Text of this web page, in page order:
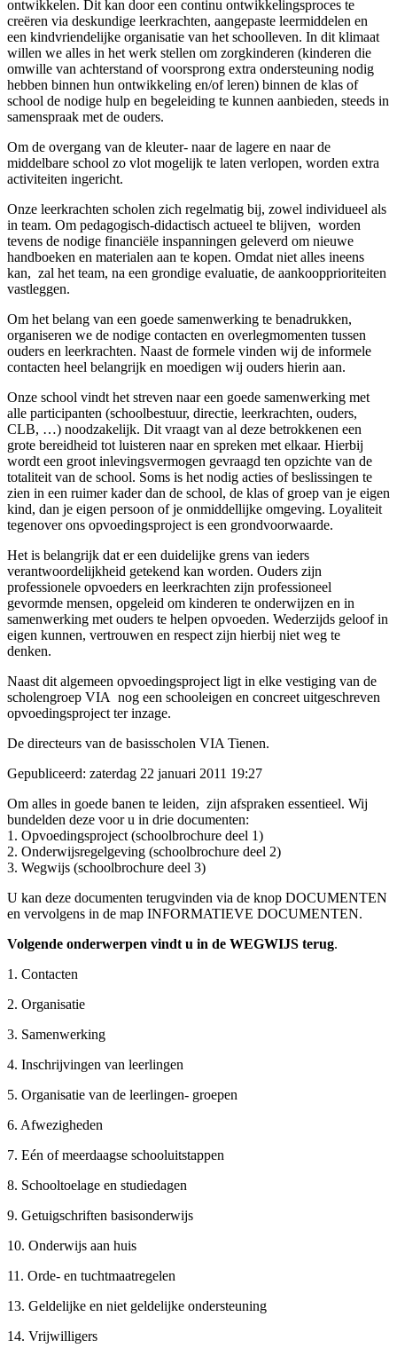
ontwikkelen. Dit kan door een continu ontwikkelingsproces te
creëren via deskundige leerkrachten, aangepaste leermiddelen en
een kindvriendelijke organisatie van het schoolleven. In dit klimaat
willen we alles in het werk stellen om zorgkinderen (kinderen die
omwille van achterstand of voorsprong extra ondersteuning nodig
hebben binnen hun ontwikkeling en/of leren) binnen de klas of
school de nodige hulp en begeleiding te kunnen aanbieden, steeds in
samenspraak met de ouders.
Om de overgang van de kleuter- naar de lagere en naar de
middelbare school zo vlot mogelijk te laten verlopen, worden extra
activiteiten ingericht.
Onze leerkrachten scholen zich regelmatig bij, zowel individueel als
in team. Om pedagogisch-didactisch actueel te blijven, worden
tevens de nodige financiële inspanningen geleverd om nieuwe
handboeken en materialen aan te kopen. Omdat niet alles ineens
kan, zal het team, na een grondige evaluatie, de aankoopprioriteiten
vastleggen.
Om het belang van een goede samenwerking te benadrukken,
organiseren we de nodige contacten en overlegmomenten tussen
ouders en leerkrachten. Naast de formele vinden wij de informele
contacten heel belangrijk en moedigen wij ouders hierin aan.
Onze school vindt het streven naar een goede samenwerking met
alle participanten (schoolbestuur, directie, leerkrachten, ouders,
CLB, …) noodzakelijk. Dit vraagt van al deze betrokkenen een
grote bereidheid tot luisteren naar en spreken met elkaar. Hierbij
wordt een groot inlevingsvermogen gevraagd ten opzichte van de
totaliteit van de school. Soms is het nodig acties of beslissingen te
zien in een ruimer kader dan de school, de klas of groep van je eigen
kind, dan je eigen persoon of je onmiddellijke omgeving. Loyaliteit
tegenover ons opvoedingsproject is een grondvoorwaarde.
Het is belangrijk dat er een duidelijke grens van ieders
verantwoordelijkheid getekend kan worden. Ouders zijn
professionele opvoeders en leerkrachten zijn professioneel
gevormde mensen, opgeleid om kinderen te onderwijzen en in
samenwerking met ouders te helpen opvoeden. Wederzijds geloof in
eigen kunnen, vertrouwen en respect zijn hierbij niet weg te
denken.
Naast dit algemeen opvoedingsproject ligt in elke vestiging van de
scholengroep VIA nog een schooleigen en concreet uitgeschreven
opvoedingsproject ter inzage.
De directeurs van de basisscholen VIA Tienen.
Gepubliceerd: zaterdag 22 januari 2011 19:27
Om alles in goede banen te leiden, zijn afspraken essentieel. Wij
bundelden deze voor u in drie documenten:
1. Opvoedingsproject (schoolbrochure deel 1)
2. Onderwijsregelgeving (schoolbrochure deel 2)
3. Wegwijs (schoolbrochure deel 3)
U kan deze documenten terugvinden via de knop DOCUMENTEN
en vervolgens in de map INFORMATIEVE DOCUMENTEN.
Volgende onderwerpen vindt u in de WEGWIJS terug.
1. Contacten
2. Organisatie
3. Samenwerking
4. Inschrijvingen van leerlingen
5. Organisatie van de leerlingen- groepen
6. Afwezigheden
7. Eén of meerdaagse schooluitstappen
8. Schooltoelage en studiedagen
9. Getuigschriften basisonderwijs
10. Onderwijs aan huis
11. Orde- en tuchtmaatregelen
13. Geldelijke en niet geldelijke ondersteuning
14. Vrijwilligers